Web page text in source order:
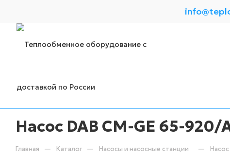
Насос DAB CM-GE 65-920/
Главная — Каталог — Насосы и насосные станции —